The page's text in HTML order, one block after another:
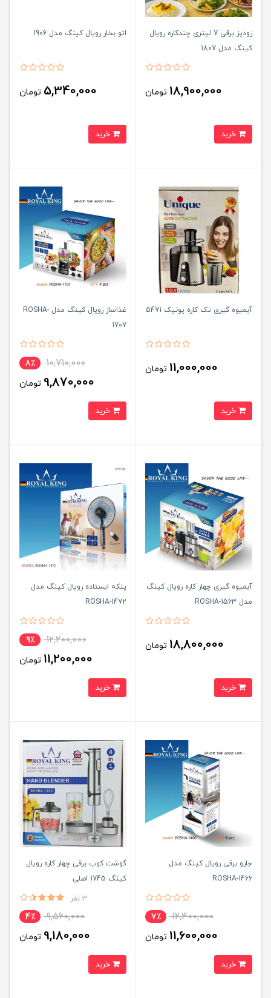
زودپز برقی 7 لیتری چندکاره رویال
کینگ مدل 1807
18,900,000 تومان
اتو بخار رویال کینگ مدل 1906
5,340,000 تومان
آبمیوه گیری تک کاره یونیک 5471
11,000,000 تومان
غذاساز رویال کینگ مدل ROSHA-
1707
10,710,000 8٪
9,870,000 تومان
آبمیوه گیری چهار کاره رویال کینگ
مدل ROSHA-1563
18,800,000 تومان
پنکه ایستاده رویال کینگ مدل
ROSHA-1472
12,200,000 9٪
11,200,000 تومان
جارو برقی رویال کینگ مدل
ROSHA-1466
12,400,000 7٪
11,600,000 تومان
گوشت کوب برقی چهار کاره رویال
کینگ 1745 اصلی
3 نفر
9,560,000 4٪
9,180,000 تومان